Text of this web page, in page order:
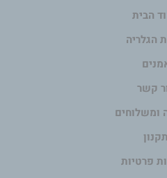
הבית
הגלריה
קשר
תקנון
פרטיות